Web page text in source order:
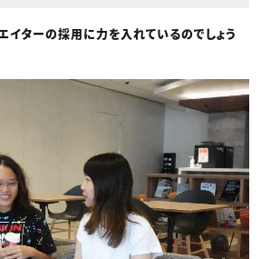
ターの採用に力を入れているのでしょう